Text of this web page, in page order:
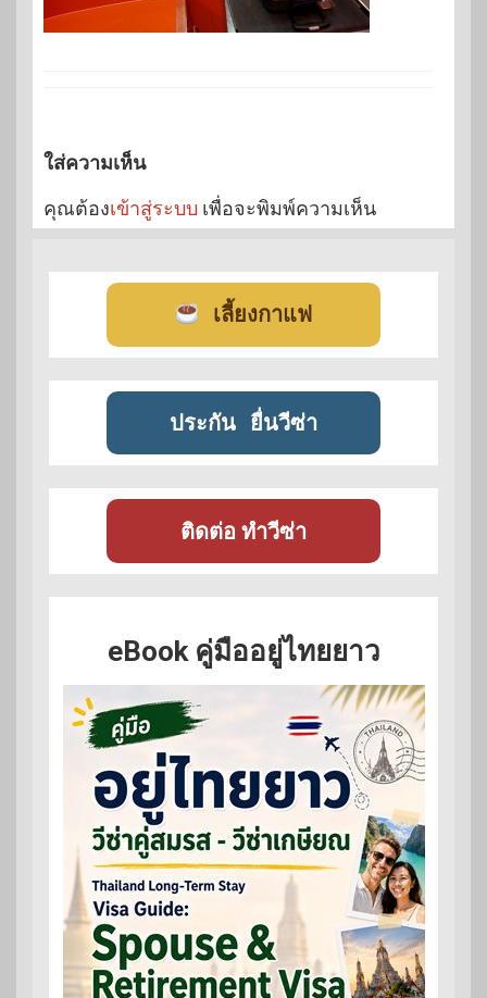
ใส่ความเห็น
คุณต้องเข้าสู่ระบบ เพื่อจะพิมพ์ความเห็น
เลี้ยงกาแฟ
ประกัน ยื่นวีซ่า
ติดต่อ ทำวีซ่า
eBook คู่มืออยู่ไทยยาว